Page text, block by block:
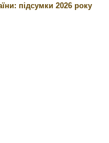
підсумки 2026 року